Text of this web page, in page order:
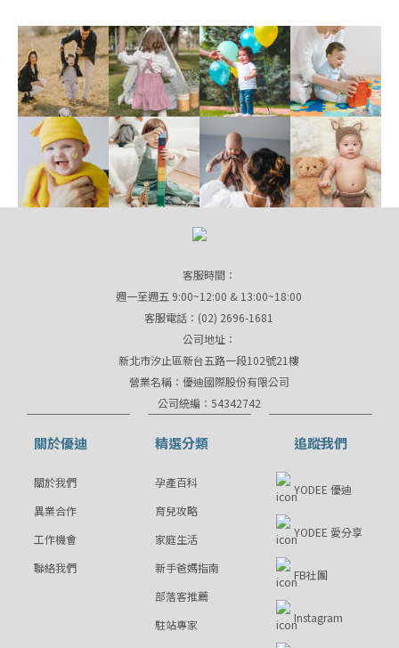
客服時間：
週一至週五 9:00~12:00 & 13:00~18:00
客服電話：(02) 2696-1681
公司地址：
新北市汐止區新台五路一段102號21樓
營業名稱：優迪國際股份有限公司
公司統編：54342742
關於優迪
關於我們
異業合作
工作機會
聯絡我們
精選分類
孕產百科
育兒攻略
家庭生活
新手爸媽指南
部落客推薦
駐站專家
追蹤我們
YODEE 優迪
YODEE 愛分享
FB社團
Instagram